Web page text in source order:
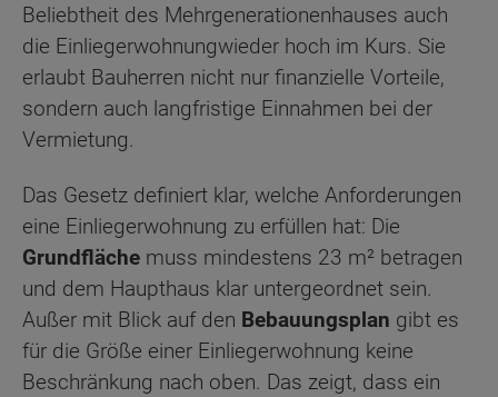
Beliebtheit des Mehrgenerationenhauses auch
die Einliegerwohnungwieder hoch im Kurs. Sie
erlaubt Bauherren nicht nur finanzielle Vorteile,
sondern auch langfristige Einnahmen bei der
Vermietung.
Das Gesetz definiert klar, welche Anforderungen
eine Einliegerwohnung zu erfüllen hat: Die
Grundfläche muss mindestens 23 m² betragen
und dem Haupthaus klar untergeordnet sein.
Außer mit Blick auf den Bebauungsplan gibt es
für die Größe einer Einliegerwohnung keine
Beschränkung nach oben. Das zeigt, dass ein